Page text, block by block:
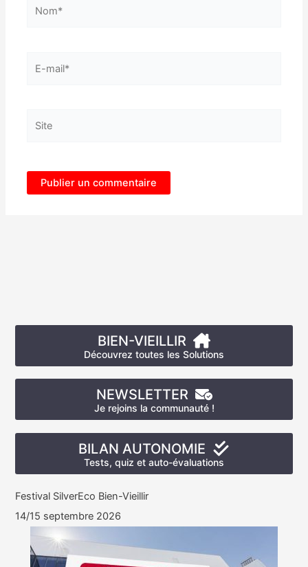
mail*
BIEN-VIEILLIR
Découvrez toutes les Solutions
NEWSLETTER
Je rejoins la communauté !
BILAN AUTONOMIE
Tests, quiz et auto-évaluations
Festival SilverEco Bien-Vieillir
14/15 septembre 2026